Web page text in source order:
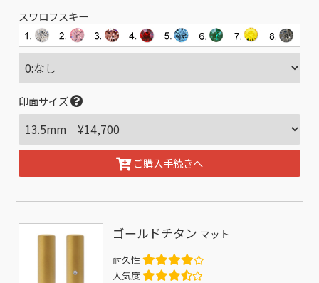
スワロフスキー
印面サイズ
ご購入手続きへ
ゴールドチタン マット
耐久性
人気度